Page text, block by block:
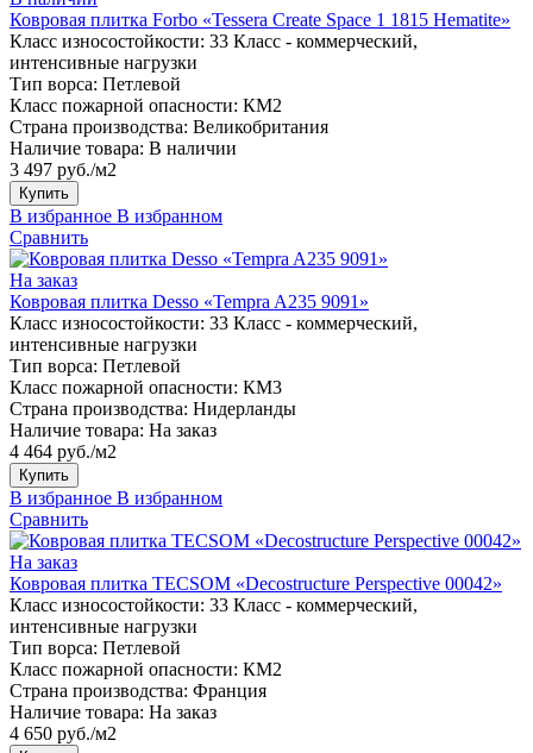
Ковровая плитка Forbo «Tessera Create Space 1 1815 Hematite»
Класс износостойкости: 33 Класс - коммерческий,
интенсивные нагрузки
Тип ворса: Петлевой
Класс пожарной опасности: КМ2
Страна производства: Великобритания
Наличие товара: В наличии
3 497 руб./м2
Купить
В избранное В избранном
Сравнить
На заказ
Ковровая плитка Desso «Tempra A235 9091»
Класс износостойкости: 33 Класс - коммерческий,
интенсивные нагрузки
Тип ворса: Петлевой
Класс пожарной опасности: КМ3
Страна производства: Нидерланды
Наличие товара: На заказ
4 464 руб./м2
Купить
В избранное В избранном
Сравнить
На заказ
Ковровая плитка TECSOM «Decostructure Perspective 00042»
Класс износостойкости: 33 Класс - коммерческий,
интенсивные нагрузки
Тип ворса: Петлевой
Класс пожарной опасности: КМ2
Страна производства: Франция
Наличие товара: На заказ
4 650 руб./м2